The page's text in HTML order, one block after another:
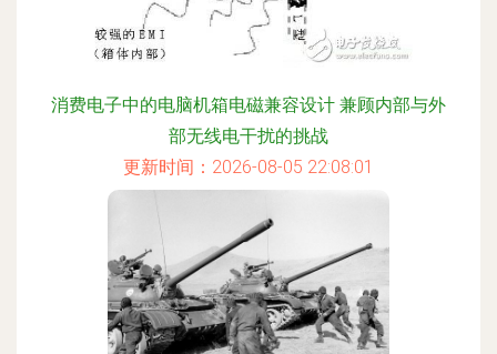
消费电子中的电脑机箱电磁兼容设计 兼顾内部与外
部无线电干扰的挑战
更新时间：2026-08-05 22:08:01